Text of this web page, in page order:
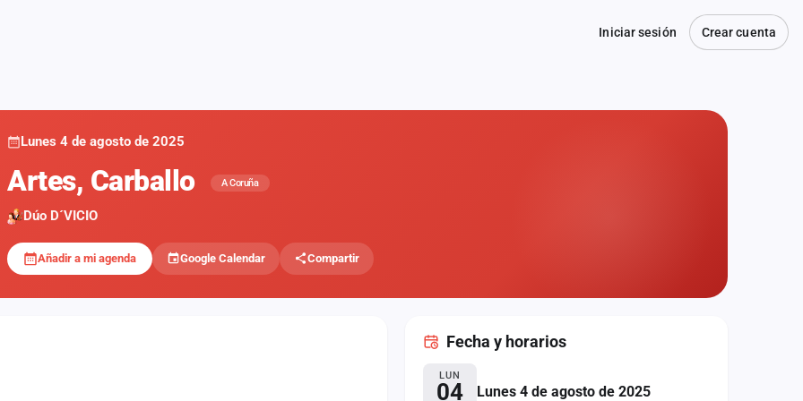
Iniciar sesión Crear cuenta
Lunes 4 de agosto de 2025
Artes, Carballo A Coruña
Dúo D´VICIO
Añadir a mi agenda Google Calendar Compartir
Fecha y horarios
LUN
04 Lunes 4 de agosto de 2025